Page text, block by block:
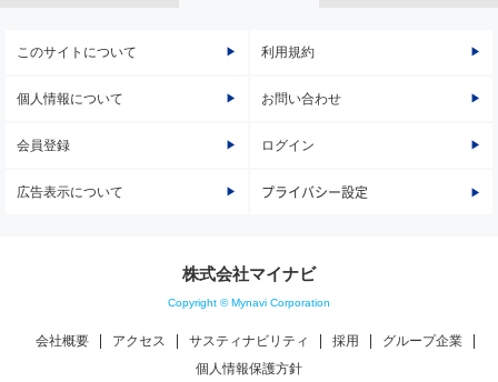
このサイトについて 利用規約
個人情報について お問い合わせ
会員登録 ログイン
広告表示について プライバシー設定
株式会社マイナビ
Copyright © Mynavi Corporation
会社概要 アクセス サスティナビリティ 採用
グループ企業
個人情報保護方針